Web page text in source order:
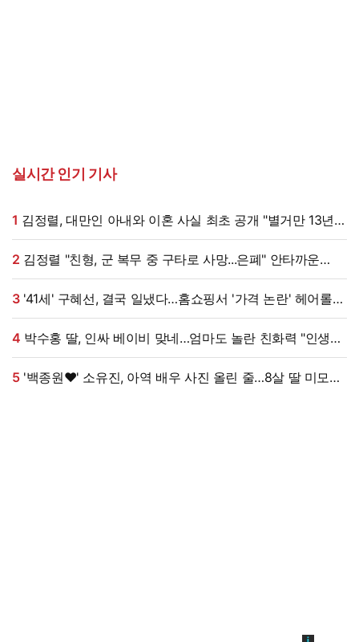
실시간 인기 기사
1
(데이앤나잇)
2
가족사 (데이앤나잇)[전일야화]
3'41세' 구혜선, 결국 일냈다…홈쇼핑서 '가격 논란' 헤어롤
대박, 무려 '3만 장' 돌파 [엑's 이슈]
4
N회차"
5'백종원♥' 소유진, 아역 배우 사진 올린 줄…8살 딸 미모